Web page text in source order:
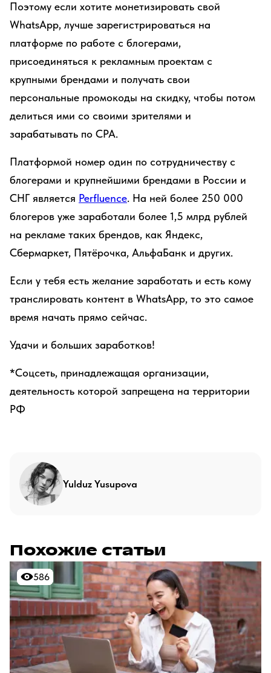
Поэтому если хотите монетизировать свой
WhatsApp, лучше зарегистрироваться на
платформе по работе с блогерами,
присоединяться к рекламным проектам с
крупными брендами и получать свои
персональные промокоды на скидку, чтобы потом
делиться ими со своими зрителями и
зарабатывать по CPA.
Платформой номер один по сотрудничеству с
блогерами и крупнейшими брендами в России и
СНГ является Perfluence. На ней более 250 000
блогеров уже заработали более 1,5 млрд рублей
на рекламе таких брендов, как Яндекс,
Сбермаркет, Пятёрочка, АльфаБанк и других.
Если у тебя есть желание заработать и есть кому
транслировать контент в WhatsApp, то это самое
время начать прямо сейчас.
Удачи и больших заработков!
*Соцсеть, принадлежащая организации,
деятельность которой запрещена на территории
РФ
Yulduz Yusupova
Похожие статьи
586
586